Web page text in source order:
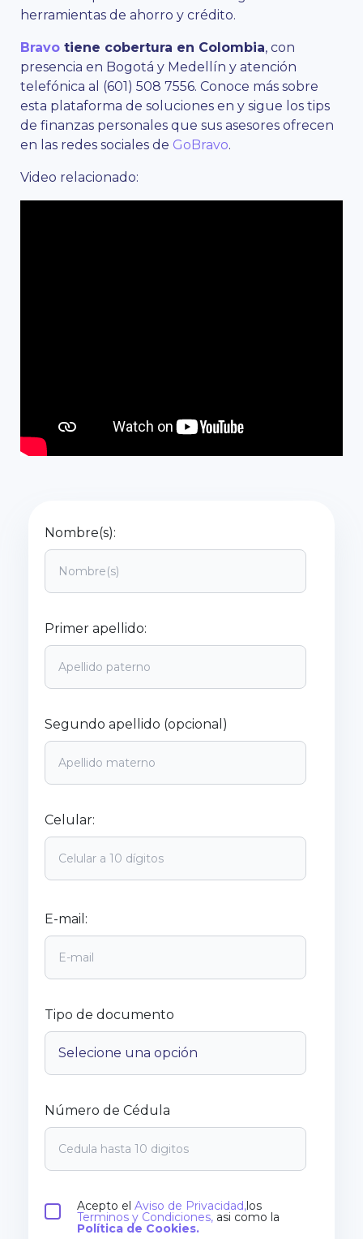
herramientas de ahorro y crédito.
Bravo tiene cobertura en Colombia, con
presencia en Bogotá y Medellín y atención
telefónica al (601) 508 7556. Conoce más sobre
esta plataforma de soluciones en y sigue los tips
de finanzas personales que sus asesores ofrecen
en las redes sociales de GoBravo.
Video relacionado:
Nombre(s):
Primer apellido:
Segundo apellido (opcional)
Celular:
E-mail:
Tipo de documento
Número de Cédula
Acepto el Aviso de Privacidad,los
Terminos y Condiciones, asi como la
Política de Cookies.